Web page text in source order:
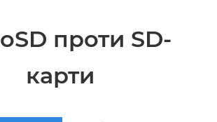
проти SD-
карти